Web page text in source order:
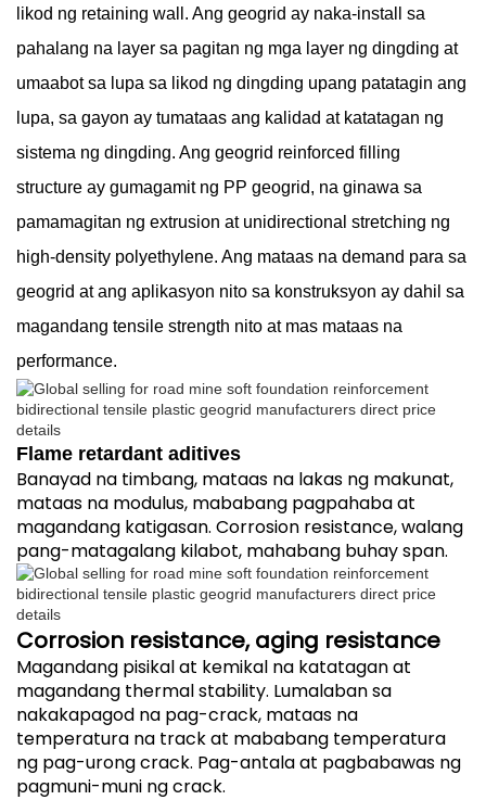
likod ng retaining wall. Ang geogrid ay naka-install sa
pahalang na layer sa pagitan ng mga layer ng dingding at
umaabot sa lupa sa likod ng dingding upang patatagin ang
lupa, sa gayon ay tumataas ang kalidad at katatagan ng
sistema ng dingding. Ang geogrid reinforced filling
structure ay gumagamit ng PP geogrid, na ginawa sa
pamamagitan ng extrusion at unidirectional stretching ng
high-density polyethylene. Ang mataas na demand para sa
geogrid at ang aplikasyon nito sa konstruksyon ay dahil sa
magandang tensile strength nito at mas mataas na
performance.
Flame retardant aditives
Banayad na timbang, mataas na lakas ng makunat,
mataas na modulus, mababang pagpahaba at
magandang katigasan. Corrosion resistance, walang
pang-matagalang kilabot, mahabang buhay span.
Corrosion resistance, aging resistance
Magandang pisikal at kemikal na katatagan at
magandang thermal stability. Lumalaban sa
nakakapagod na pag-crack, mataas na
temperatura na track at mababang temperatura
ng pag-urong crack. Pag-antala at pagbabawas ng
pagmuni-muni ng crack.